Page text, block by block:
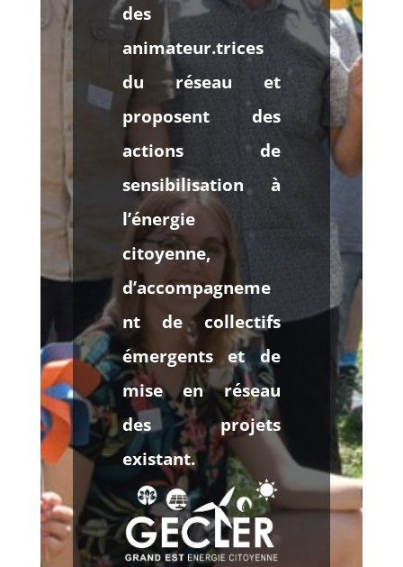
des
animateur.trices
du réseau et
proposent des
actions de
sensibilisation à
l’énergie
citoyenne,
d’accompagneme
nt de collectifs
émergents et de
mise en réseau
des projets
existant.